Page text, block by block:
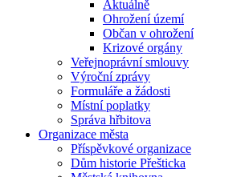
Aktuálně
Ohrožení území
Občan v ohrožení
Krizové orgány
Veřejnoprávní smlouvy
Výroční zprávy
Formuláře a žádosti
Místní poplatky
Správa hřbitova
Organizace města
Příspěvkové organizace
Dům historie Přešticka